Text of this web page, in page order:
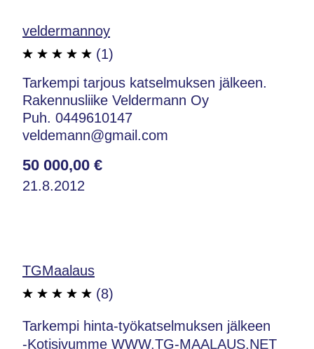
veldermannoy
(1)
Tarkempi tarjous katselmuksen jälkeen.
Rakennusliike Veldermann Oy
Puh. 0449610147
veldemann@gmail.com
50 000,00 €
21.8.2012
TGMaalaus
(8)
Tarkempi hinta-työkatselmuksen jälkeen
-Kotisivumme WWW.TG-MAALAUS.NET